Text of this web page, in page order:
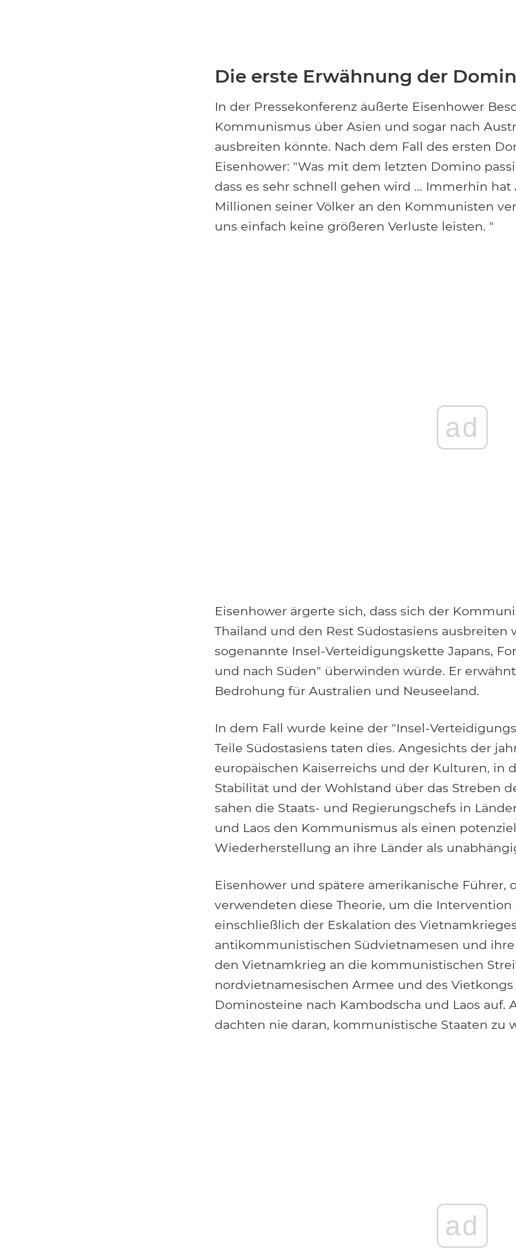
Die erste Erwähnung der
In der Pressekonferenz äußerte Eisenhower
Kommunismus über Asien und sogar nach
ausbreiten könnte. Nach dem Fall des ersten
Eisenhower: "Was mit dem letzten Domino
dass es sehr schnell gehen wird ... Immerhin
Millionen seiner Völker an den Kommunisten
uns einfach keine größeren Verluste leisten. "
ad
Eisenhower ärgerte sich, dass sich der
Thailand und den Rest Südostasiens ausbreiten
sogenannte Insel-Verteidigungskette Japans,
und nach Süden" überwinden würde. Er
Bedrohung für Australien und Neuseeland.
In dem Fall wurde keine der "Insel-
Teile Südostasiens taten dies. Angesichts der
europäischen Kaiserreichs und der Kulturen, in
Stabilität und der Wohlstand über das Streben
sahen die Staats- und Regierungschefs in
und Laos den Kommunismus als einen
Wiederherstellung an ihre Länder als
Eisenhower und spätere amerikanische Führer,
verwendeten diese Theorie, um die Intervention
einschließlich der Eskalation des
antikommunistischen Südvietnamesen und
den Vietnamkrieg an die kommunistischen
nordvietnamesischen Armee und des
Dominosteine ​​nach Kambodscha und Laos auf.
dachten nie daran, kommunistische Staaten zu
ad